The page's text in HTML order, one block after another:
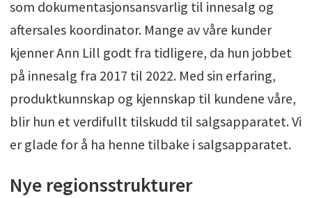
som dokumentasjonsansvarlig til innesalg og
aftersales koordinator. Mange av våre kunder
kjenner Ann Lill godt fra tidligere, da hun jobbet
på innesalg fra 2017 til 2022. Med sin erfaring,
produktkunnskap og kjennskap til kundene våre,
blir hun et verdifullt tilskudd til salgsapparatet. Vi
er glade for å ha henne tilbake i salgsapparatet.
Nye regionsstrukturer